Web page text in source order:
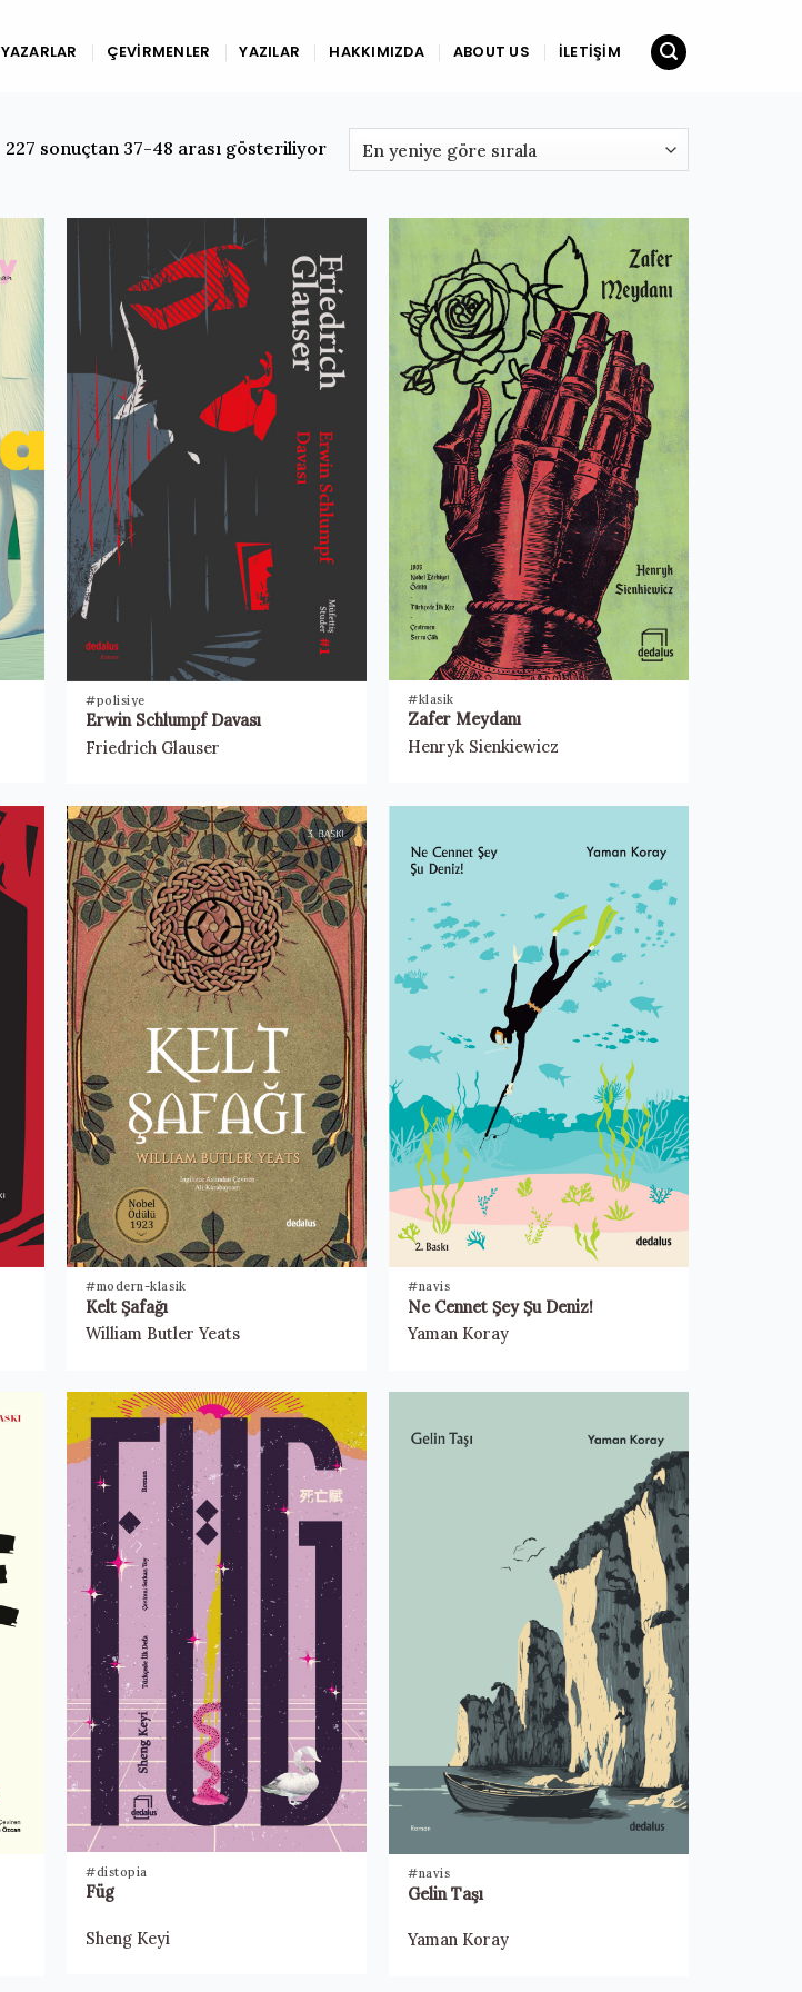
YAZARLAR ÇEVIRMENLER YAZILAR HAKKIMIZDA ABOUT US İLETIŞIM
227 sonuçtan 37-48 arası gösteriliyorEn
yeniye
sıralandı
#polisiye
Erwin Schlumpf Davası
Friedrich Glauser
#klasik
Zafer Meydanı
Henryk Sienkiewicz
#modern-klasik
Kelt Şafağı
William Butler Yeats
#navis
Ne Cennet Şey Şu Deniz!
Yaman Koray
#distopia
Füg
Sheng Keyi
#navis
Gelin Taşı
Yaman Koray